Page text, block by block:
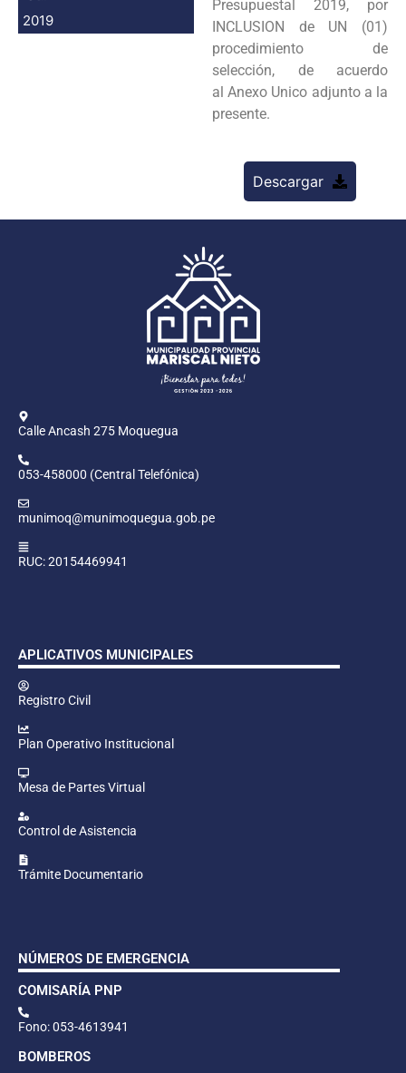
2019
Presupuestal 2019, por
INCLUSION de UN (01)
procedimiento de
selección, de acuerdo
al Anexo Unico adjunto a la
presente.
Descargar
Calle Ancash 275 Moquegua
053-458000 (Central Telefónica)
munimoq@munimoquegua.gob.pe
RUC: 20154469941
APLICATIVOS MUNICIPALES
Registro Civil
Plan Operativo Institucional
Mesa de Partes Virtual
Control de Asistencia
Trámite Documentario
NÚMEROS DE EMERGENCIA
COMISARÍA PNP
Fono: 053-4613941
BOMBEROS